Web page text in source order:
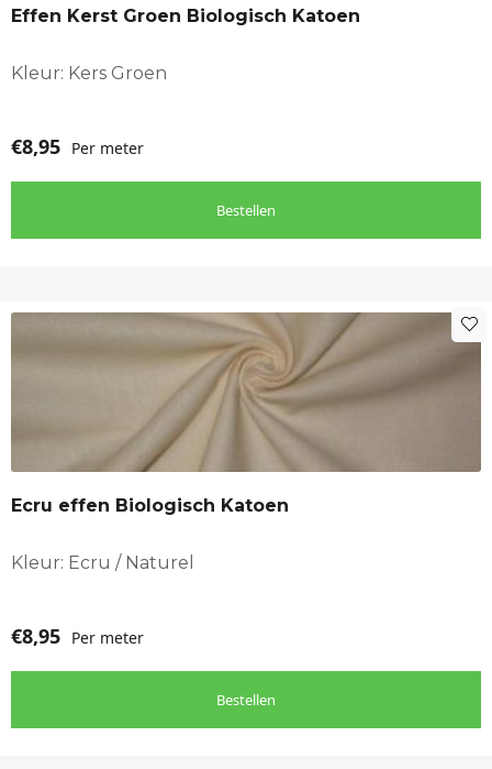
Stof geschikt voor
Babykamer, Babynest, Blouse kinderen, Boxkleed,
Effen Kerst Groen Biologisch Katoen
Kleur: Kers Groen
€8,95 Per meter
Bestellen
Ecru effen Biologisch Katoen
Kleur: Ecru / Naturel
€8,95 Per meter
Bestellen